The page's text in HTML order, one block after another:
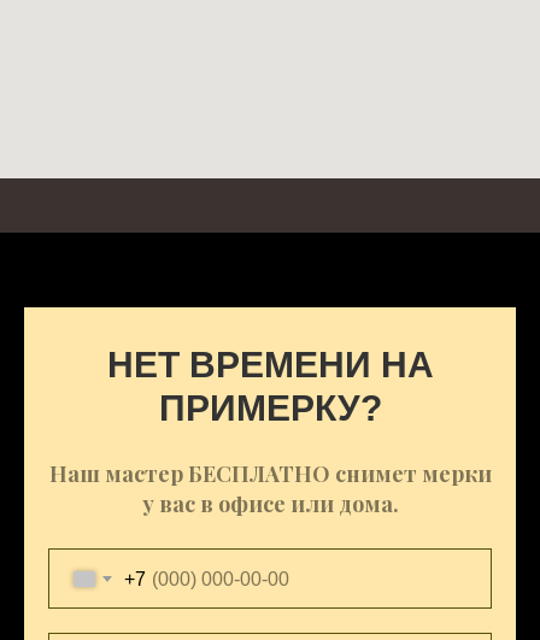
НЕТ ВРЕМЕНИ НА
ПРИМЕРКУ?
Наш мастер БЕСПЛАТНО снимет мерки
у вас в офисе или дома.
+7